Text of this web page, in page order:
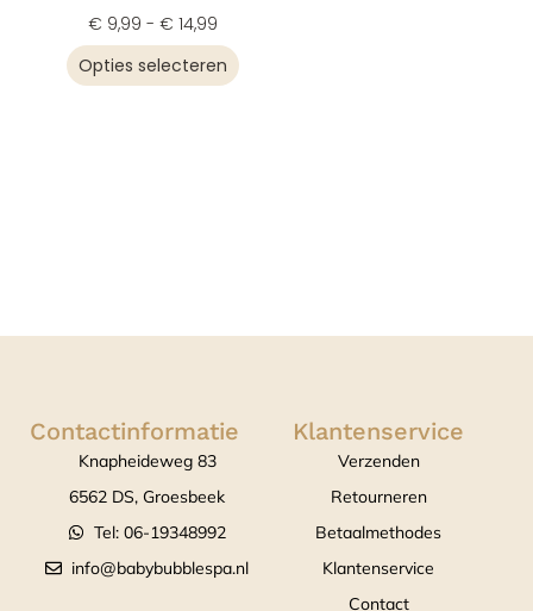
€ 9,99 - € 14,99
Opties selecteren
Contactinformatie
Knapheideweg 83
6562 DS, Groesbeek
Tel: 06-19348992
info@babybubblespa.nl
Klantenservice
Verzenden
Retourneren
Betaalmethodes
Klantenservice
Contact